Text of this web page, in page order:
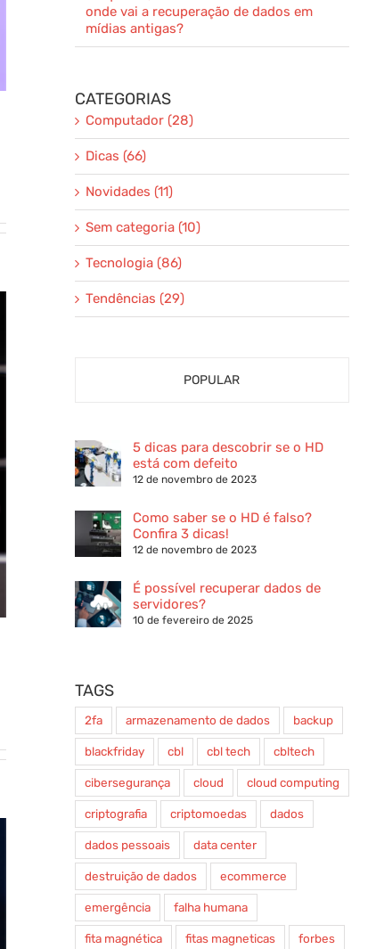
onde vai a recuperação de dados em
mídias antigas?
CATEGORIAS
Computador (28)
Dicas (66)
Novidades (11)
Sem categoria (10)
Tecnologia (86)
Tendências (29)
POPULAR
5 dicas para descobrir se o HD
está com defeito
12 de novembro de 2023
Como saber se o HD é falso?
Confira 3 dicas!
12 de novembro de 2023
É possível recuperar dados de
servidores?
10 de fevereiro de 2025
TAGS
2fa armazenamento de dados backup
blackfriday cbl cbl tech cbltech
cibersegurança cloud cloud computing
criptografia criptomoedas dados
dados pessoais data center
destruição de dados ecommerce
emergência falha humana
fita magnética fitas magneticas forbes